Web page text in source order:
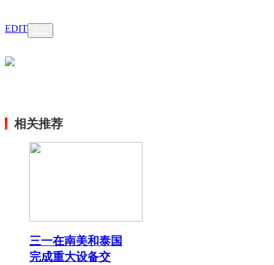
EDIT
相关推荐
三一在南美和泰国
完成重大设备交